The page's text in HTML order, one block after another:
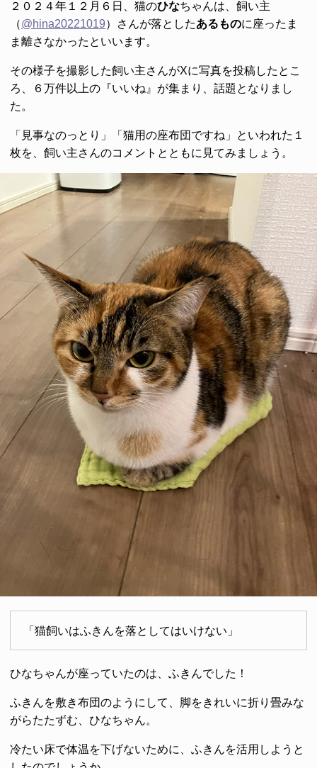
２０２４年１２月６日、猫のひなちゃんは、飼い主
（@hina20221019）さんが落としたあるものに座ったま
ま離さなかったといいます。
その様子を撮影した飼い主さんがXに写真を投稿したとこ
ろ、６万件以上の『いいね』が集まり、話題となりまし
た。
「見事なのっとり」「猫用の座布団ですね」といわれた１
枚を、飼い主さんのコメントとともに見てみましょう。
「猫飼いはふきんを落としてはいけない」
ひなちゃんが座っていたのは、ふきんでした！
ふきんを敷き布団のようにして、脚をきれいに折り畳みな
がらたたずむ、ひなちゃん。
冷たい床で体温を下げないために、ふきんを活用しようと